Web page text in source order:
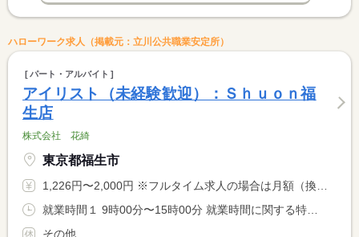
ハローワーク求人（掲載元：立川公共職業安定所）
パート・アルバイト
アイリスト（未経験歓迎）：Ｓｈｕｏｎ福
生店
株式会社 花綺
東京都福生市
1,226円〜2,000円 ※フルタイム求人の場合は月額（換算額）、パート求人の場合は時間額を表示しています。
その他